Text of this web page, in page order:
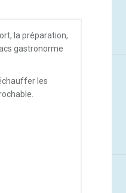
la préparation,
gastronorme
les